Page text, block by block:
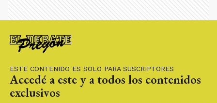
ESTE CONTENIDO ES SOLO PARA SUSCRIPTORES
Accedé a este y a todos los contenidos
exclusivos